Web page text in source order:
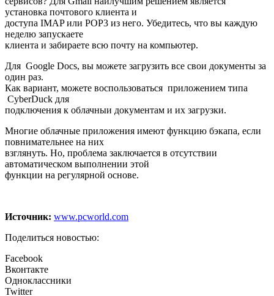
установка почтового клиента и
доступа IMAP или POP3 из него. Убедитесь, что вы каждую
неделю запускаете
клиента и забираете всю почту на компьютер.
Для Google Docs, вы можете загрузить все свои документы за
один раз.
Как вариант, можете воспользоваться приложением типа
CyberDuck для
подключения к облачныи документам и их загрузки.
Многие облачные приложения имеют функцию бэкапа, если
повнимательнее на них
взглянуть. Но, проблема заключается в отсутствии
автоматическом выполнении этой
функции на регулярной основе.
Источник: www.pcworld.com
Поделиться новостью:
Facebook
Вконтакте
Одноклассники
Twitter